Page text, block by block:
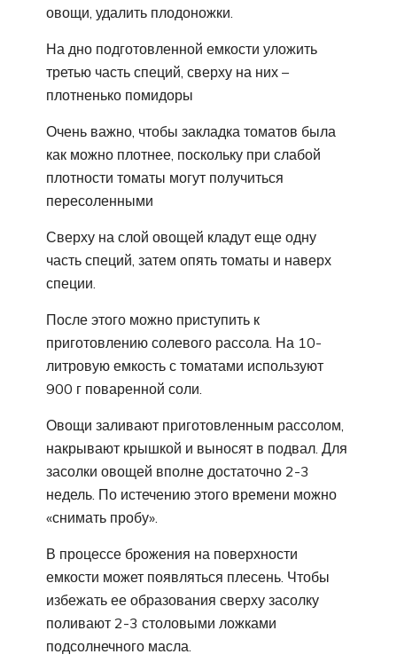
овощи, удалить плодоножки.
На дно подготовленной емкости уложить
третью часть специй, сверху на них –
плотненько помидоры
Очень важно, чтобы закладка томатов была
как можно плотнее, поскольку при слабой
плотности томаты могут получиться
пересоленными
Сверху на слой овощей кладут еще одну
часть специй, затем опять томаты и наверх
специи.
После этого можно приступить к
приготовлению солевого рассола. На 10-
литровую емкость с томатами используют
900 г поваренной соли.
Овощи заливают приготовленным рассолом,
накрывают крышкой и выносят в подвал. Для
засолки овощей вполне достаточно 2-3
недель. По истечению этого времени можно
«снимать пробу».
В процессе брожения на поверхности
емкости может появляться плесень. Чтобы
избежать ее образования сверху засолку
поливают 2-3 столовыми ложками
подсолнечного масла.